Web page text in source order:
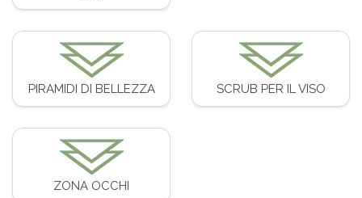
PIRAMIDI DI BELLEZZA SCRUB PER IL VISO
ZONA OCCHI